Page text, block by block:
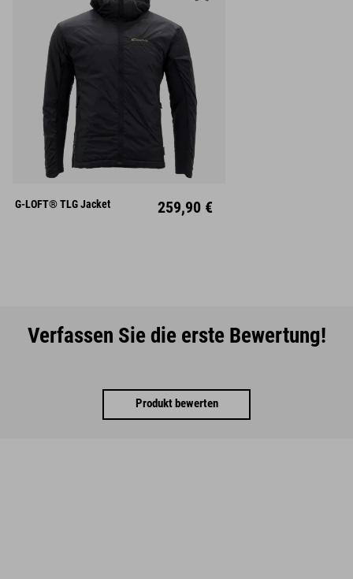
XL
G-LOFT® TLG Jacket 259,90 €
Verfassen Sie die erste Bewertung!
Produkt bewerten